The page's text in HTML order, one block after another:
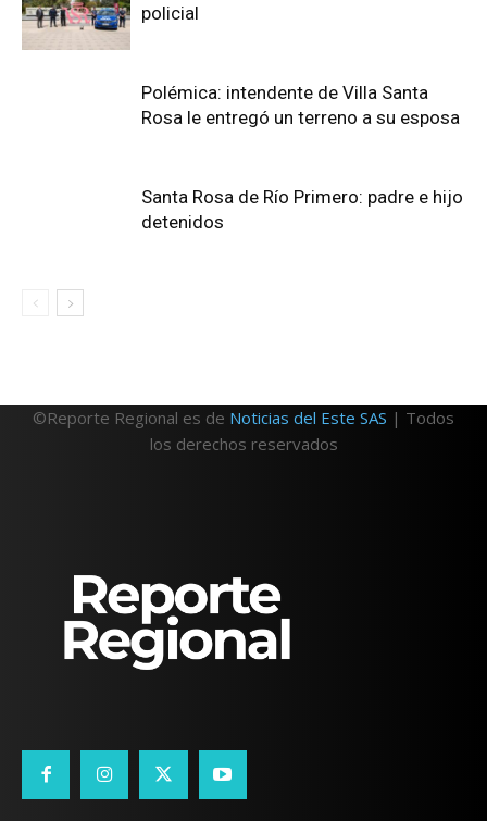
policial
Polémica: intendente de Villa Santa
Rosa le entregó un terreno a su esposa
Santa Rosa de Río Primero: padre e hijo
detenidos
©Reporte Regional es de Noticias del Este SAS | Todos
los derechos reservados